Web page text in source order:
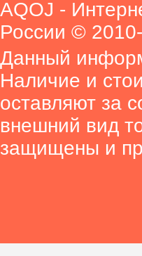
AQOJ -
России ©
Данный
Наличие и
оставляют за
внешний вид
защищены и